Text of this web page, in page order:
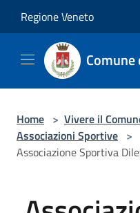
Regione Veneto
Home > Vivere il
Associazioni Sportive >
Associazione Sportiva